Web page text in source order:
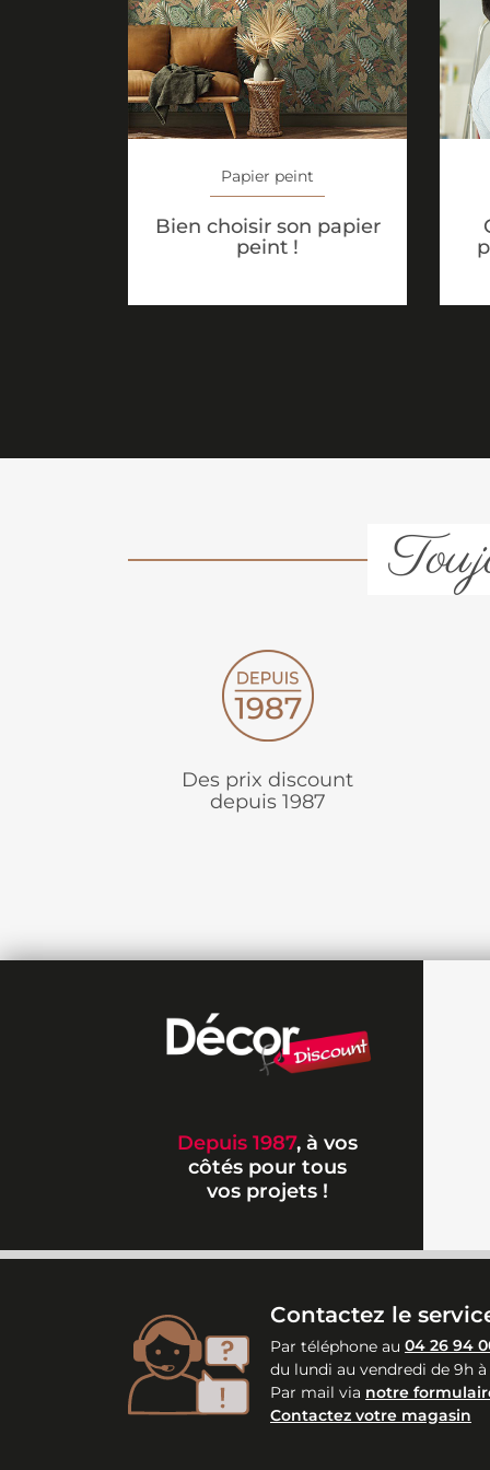
Papier peint
Bien choisir son papier
peint !
Des prix discount
depuis 1987
Depuis 1987, à vos
côtés pour tous
vos projets !
Contactez le
Par téléphone au 04 26 94
du lundi au vendredi de 9h à
Par mail via notre
Contactez votre magasin